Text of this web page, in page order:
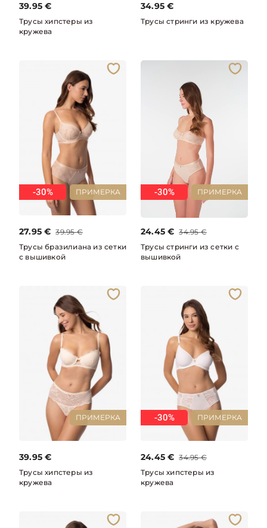
39.95 €
Трусы хипстеры из
кружева
34.95 €
Трусы стринги из кружева
ПРИМЕРКА
-30%
27.95 € 39.95 €
Трусы бразилиана из сетки
с вышивкой
ПРИМЕРКА
-30%
24.45 € 34.95 €
Трусы стринги из сетки с
вышивкой
ПРИМЕРКА
39.95 €
Трусы хипстеры из
кружева
ПРИМЕРКА
-30%
24.45 € 34.95 €
Трусы хипстеры из
кружева